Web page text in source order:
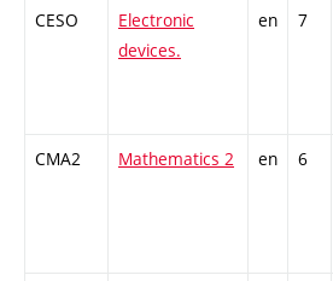
CESO
Electronic
devices.
en 7
CMA2 Mathematics 2 en 6